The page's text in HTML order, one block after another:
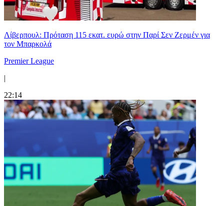
Λίβερπουλ: Πρόταση 115 εκατ. ευρώ στην Παρί Σεν Ζερμέν για
τον Μπαρκολά
Premier League
|
22:14